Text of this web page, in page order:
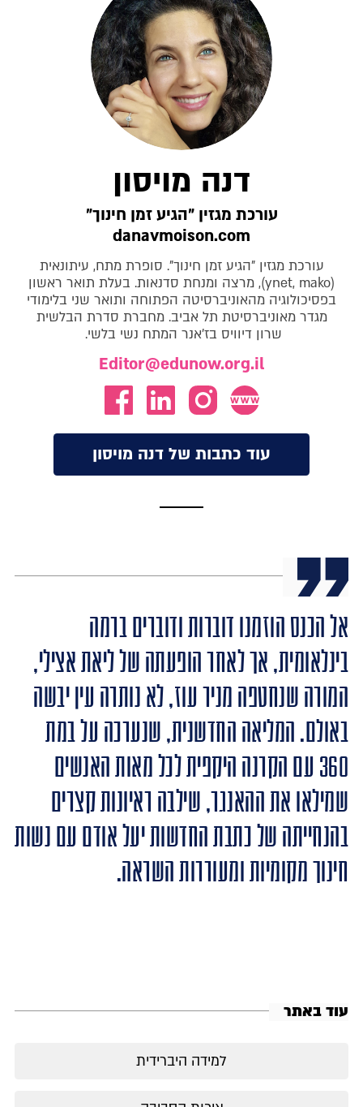
דנה מויסון
עורכת מגזין "הגיע זמן חינוך"
danavmoison.com
עורכת מגזין "הגיע זמן חינוך". סופרת מתח, עיתונאית
(ynet, mako), מרצה ומנחת סדנאות. בעלת תואר ראשון
בפסיכולוגיה מהאוניברסיטה הפתוחה ותואר שני בלימודי
מגדר מאוניברסיטת תל אביב. מחברת סדרת הבלשית
שרון דיוויס בז'אנר המתח נשי בלשי.
Editor@edunow.org.il
עוד כתבות של דנה מויסון
אל הכנס הוזמנו דוברות ודוברים ברמה
בינלאומית, אך לאחר הופעתה של ליאת אצילי,
המורה שנחטפה מניר עוז, לא נותרה עין יבשה
באולם. המליאה החדשנית, שנערכה על במת
360 עם הקרנה היקפית לכל מאות האנשים
שמילאו את ההאנגר, שילבה ראיונות קצרים
בהנחייתה של כתבת החדשות יעל אודם עם נשות
חינוך מקומיות ומעוררות השראה.
עוד באתר
למידה היברידית